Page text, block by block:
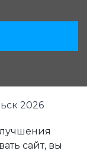
2026
сайт, вы